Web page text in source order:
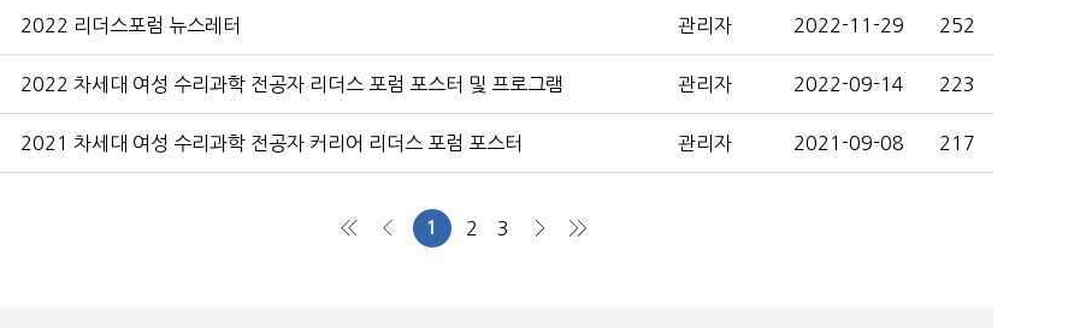
2022 리더스포럼 뉴스레터 관리자 2022-11-29 252
2022 차세대 여성 수리과학 전공자 리더스 포럼 포스터 및 프로그램 관리자 2022-09-14 223
2021 차세대 여성 수리과학 전공자 커리어 리더스 포럼 포스터 관리자 2021-09-08 217
1 2 3